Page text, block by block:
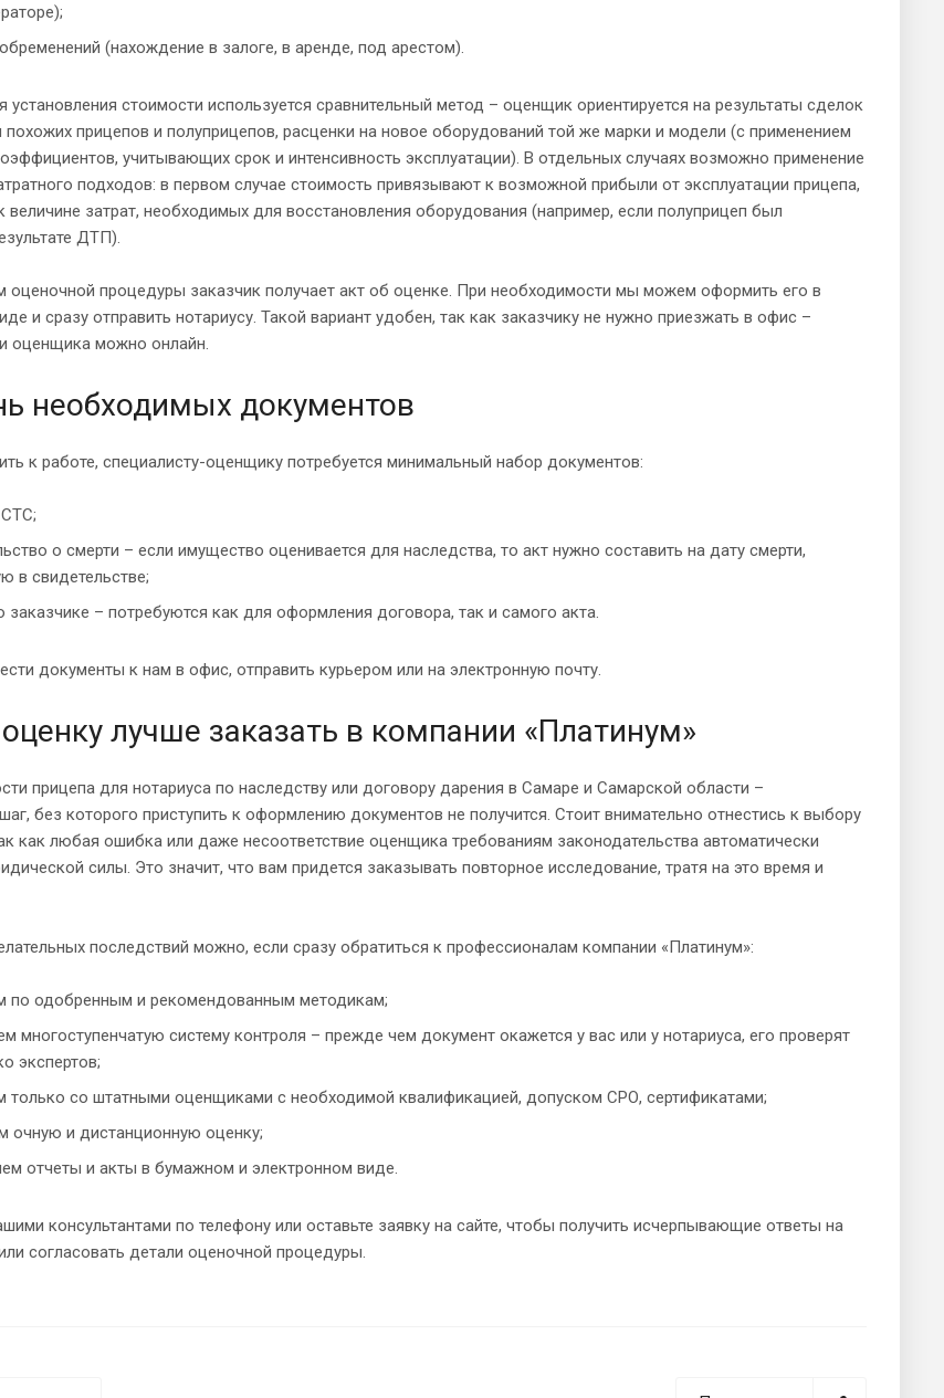
(нахождение в залоге, в аренде, под арестом).
установления стоимости используется сравнительный метод – оценщик ориентируется на результаты сделок
прицепов и полуприцепов, расценки на новое оборудований той же марки и модели (с применением
учитывающих срок и интенсивность эксплуатации). В отдельных случаях возможно применение
подходов: в первом случае стоимость привязывают к возможной прибыли от эксплуатации прицепа,
величине затрат, необходимых для восстановления оборудования (например, если полуприцеп был
ДТП).
оценочной процедуры заказчик получает акт об оценке. При необходимости мы можем оформить его в
и сразу отправить нотариусу. Такой вариант удобен, так как заказчику не нужно приезжать в офис –
оценщика можно онлайн.
необходимых документов
к работе, специалисту-оценщику потребуется минимальный набор документов:
о смерти – если имущество оценивается для наследства, то акт нужно составить на дату смерти,
в свидетельстве;
заказчике – потребуются как для оформления договора, так и самого акта.
документы к нам в офис, отправить курьером или на электронную почту.
лучше заказать в компании «Платинум»
прицепа для нотариуса по наследству или договору дарения в Самаре и Самарской области –
без которого приступить к оформлению документов не получится. Стоит внимательно отнестись к выбору
как любая ошибка или даже несоответствие оценщика требованиям законодательства автоматически
силы. Это значит, что вам придется заказывать повторное исследование, тратя на это время и
последствий можно, если сразу обратиться к профессионалам компании «Платинум»:
по одобренным и рекомендованным методикам;
многоступенчатую систему контроля – прежде чем документ окажется у вас или у нотариуса, его проверят
экспертов;
только со штатными оценщиками с необходимой квалификацией, допуском СРО, сертификатами;
очную и дистанционную оценку;
отчеты и акты в бумажном и электронном виде.
консультантами по телефону или оставьте заявку на сайте, чтобы получить исчерпывающие ответы на
согласовать детали оценочной процедуры.